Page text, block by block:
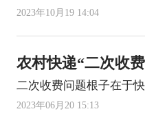
2023年10月19 14:04
农村快递“二次收
二次收费问题根子在于
2023年06月20 15:13